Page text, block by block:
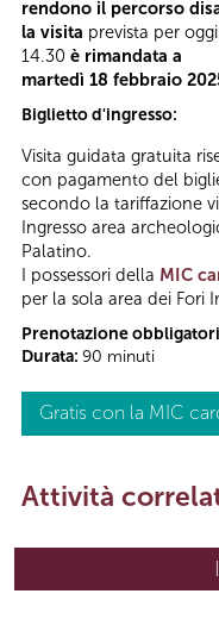
rendono il percorso
la visita prevista per
14.30 è rimandata a
martedì 18 febbraio
Biglietto d'ingresso:
Visita guidata gratuita
con pagamento del
secondo la tariffazione
Ingresso area
Palatino.
I possessori della MIC
per la sola area dei Fori
Prenotazione
Durata: 90 minuti
Gratis con la MIC
Attività